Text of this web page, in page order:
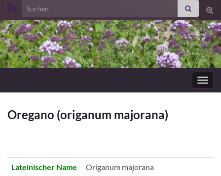
Search for:
Oregano (origanum majorana)
Lateinischer Name Origanum majorana